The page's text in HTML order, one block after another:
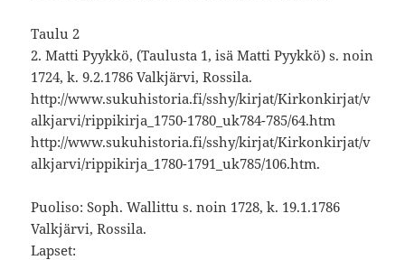
Taulu 2
2. Matti Pyykkö, (Taulusta 1, isä Matti Pyykkö) s. noin
1724, k. 9.2.1786 Valkjärvi, Rossila.
http://www.sukuhistoria.fi/sshy/kirjat/Kirkonkirjat/v
alkjarvi/rippikirja_1750-1780_uk784-785/64.htm
http://www.sukuhistoria.fi/sshy/kirjat/Kirkonkirjat/v
alkjarvi/rippikirja_1780-1791_uk785/106.htm.
Puoliso: Soph. Wallittu s. noin 1728, k. 19.1.1786
Valkjärvi, Rossila.
Lapset: